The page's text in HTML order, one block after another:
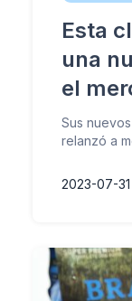
Esta
una
el
Sus
relanzó a
2023-07-31